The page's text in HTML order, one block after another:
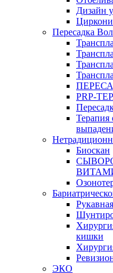
Дизайн
Пересадка
PRP-
Терапия
Биоскан
кишки
ЭКО